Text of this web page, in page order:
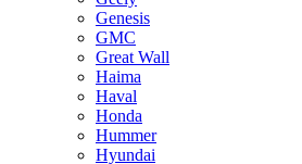
Genesis
GMC
Great Wall
Haima
Haval
Honda
Hummer
Hyundai